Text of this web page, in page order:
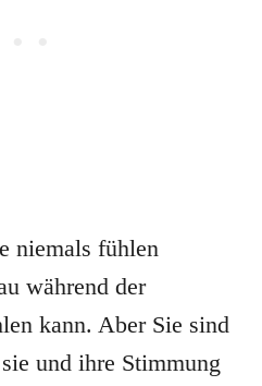
niemals fühlen
während der
kann. Aber Sie sind
und ihre Stimmung